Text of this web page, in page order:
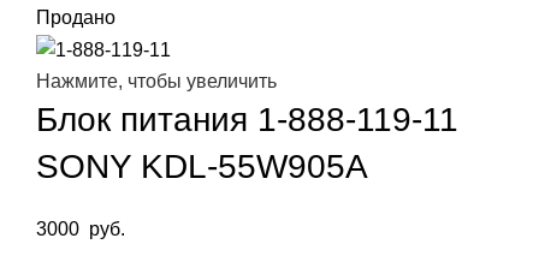
Продано
Нажмите, чтобы увеличить
Блок питания 1-888-119-11
SONY KDL-55W905A
3000 руб.